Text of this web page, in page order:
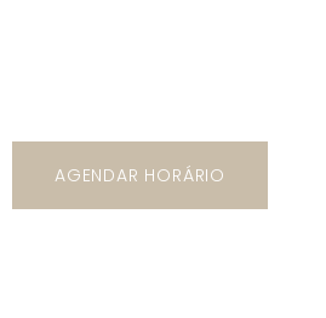
AGENDAR HORÁRIO